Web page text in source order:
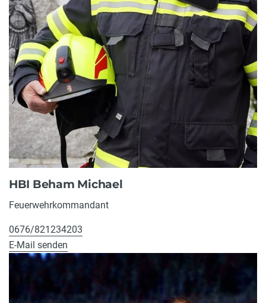
HBI Beham Michael
Feuerwehrkommandant
0676/821234203
E-Mail senden